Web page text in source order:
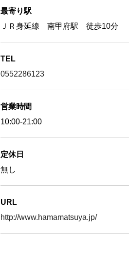
最寄り駅
ＪＲ身延線 南甲府駅 徒歩10分
TEL
0552286123
営業時間
10:00-21:00
定休日
無し
URL
http://www.hamamatsuya.jp/